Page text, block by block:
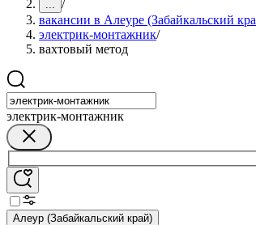
... /
вакансии в Алеуре (Забайкальский
электрик-монтажник/
вахтовый метод
электрик-монтажник
Алеур (Забайкальский край)